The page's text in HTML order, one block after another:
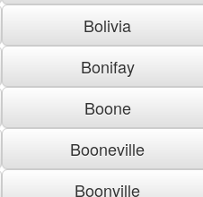
Bolivia
Bonifay
Boone
Booneville
Boonville